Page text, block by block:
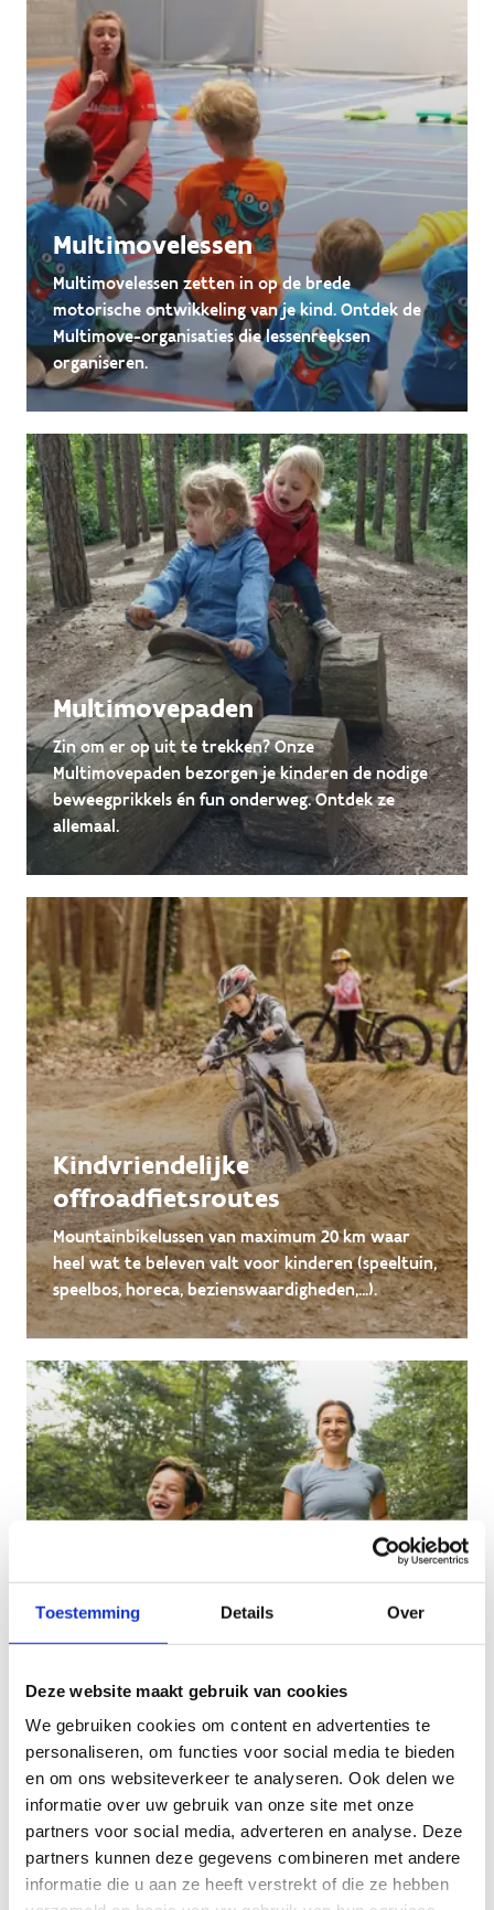
Toestemming Details Over
Deze website maakt gebruik van cookies
We gebruiken cookies om content en advertenties te
personaliseren, om functies voor social media te bieden
en om ons websiteverkeer te analyseren. Ook delen we
informatie over uw gebruik van onze site met onze
partners voor social media, adverteren en analyse. Deze
partners kunnen deze gegevens combineren met andere
informatie die u aan ze heeft verstrekt of die ze hebben
Multimovelessen
Multimovelessen zetten in op de brede
motorische ontwikkeling van je kind. Ontdek de
Multimove-organisaties die lessenreeksen
organiseren.
Multimovepaden
Zin om er op uit te trekken? Onze
Multimovepaden bezorgen je kinderen de nodige
beweegprikkels én fun onderweg. Ontdek ze
allemaal.
Kindvriendelijke
offroadfietsroutes
Mountainbikelussen van maximum 20 km waar
heel wat te beleven valt voor kinderen (speeltuin,
speelbos, horeca, bezienswaardigheden,...).
Deze lussen zijn maximum 7 km lang. Je treft een
speeltuin, horeca of andere bezienswaardigheden
waar kinderen zich kunnen uitleven.